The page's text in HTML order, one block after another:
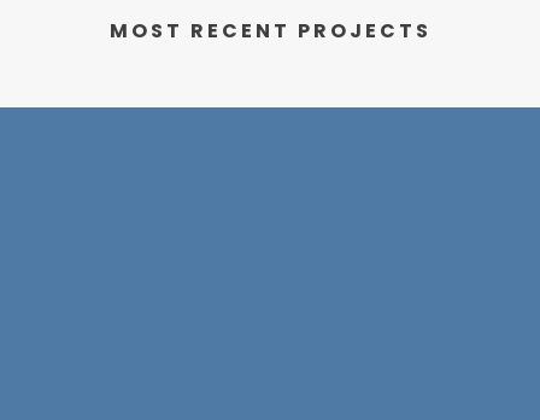
MOST RECENT PROJECTS